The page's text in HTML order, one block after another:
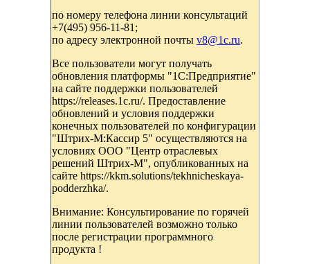
по номеру телефона линии консультаций
+7(495) 956-11-81;
по адресу электронной почты v8@1c.ru.
Все пользователи могут получать
обновления платформы "1С:Предприятие"
на сайте поддержки пользователей
https://releases.1c.ru/. Предоставление
обновлений и условия поддержки
конечных пользователей по конфигурации
"Штрих-М:Кассир 5" осуществляются на
условиях ООО "Центр отраслевых
решений Штрих-М", опубликованных на
сайте https://kkm.solutions/tekhnicheskaya-
podderzhka/.
Внимание: Консультирование по горячей
линии пользователей возможно только
после регистрации программного
продукта !